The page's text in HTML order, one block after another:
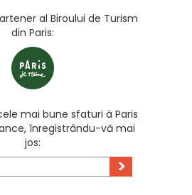
al Biroului de Turism
din Paris:
mai bune sfaturi à Paris
înregistrându-vă mai
jos:
>